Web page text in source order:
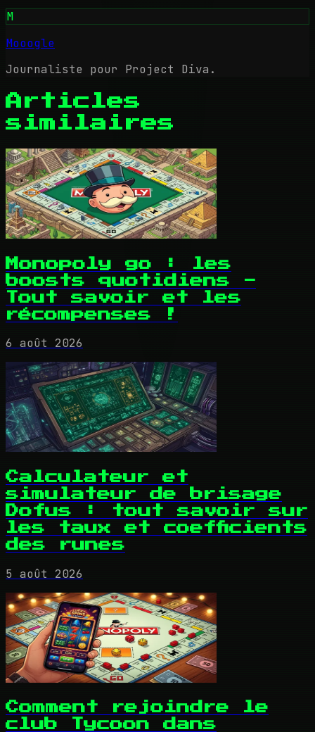
M
Mooogle
Journaliste pour Project Diva.
Articles
similaires
Monopoly go : les
boosts quotidiens -
Tout savoir et les
récompenses !
6 août 2026
Calculateur et
simulateur de brisage
Dofus : tout savoir sur
les taux et coefficients
des runes
5 août 2026
Comment rejoindre le
club Tycoon dans